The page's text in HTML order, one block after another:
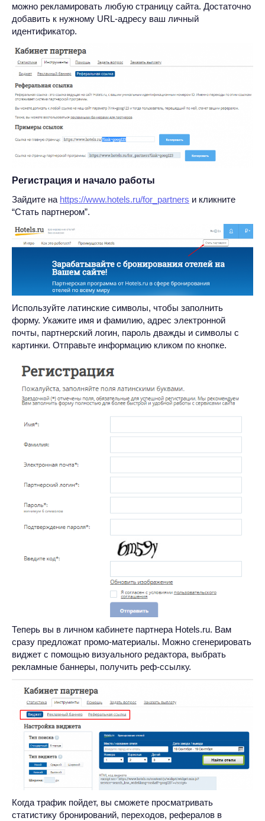
можно рекламировать любую страницу сайта. Достаточно
добавить к нужному URL-адресу ваш личный
идентификатор.
Регистрация и начало работы
Зайдите на https://www.hotels.ru/for_partners и кликните
“Стать партнером”.
Используйте латинские символы, чтобы заполнить
форму. Укажите имя и фамилию, адрес электронной
почты, партнерский логин, пароль дважды и символы с
картинки. Отправьте информацию кликом по кнопке.
Теперь вы в личном кабинете партнера Hotels.ru. Вам
сразу предложат промо-материалы. Можно сгенерировать
виджет с помощью визуального редактора, выбрать
рекламные баннеры, получить реф-ссылку.
Когда трафик пойдет, вы сможете просматривать
статистику бронирований, переходов, рефералов в